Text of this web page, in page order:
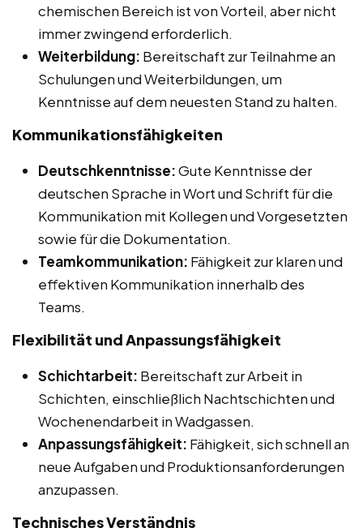
chemischen Bereich ist von Vorteil, aber nicht
immer zwingend erforderlich.
Weiterbildung: Bereitschaft zur Teilnahme an
Schulungen und Weiterbildungen, um
Kenntnisse auf dem neuesten Stand zu halten.
Kommunikationsfähigkeiten
Deutschkenntnisse:Gute Kenntnisse der
deutschen Sprache in Wort und Schrift für die
Kommunikation mit Kollegen und Vorgesetzten
sowie für die Dokumentation.
Teamkommunikation: Fähigkeit zur klaren und
effektiven Kommunikation innerhalb des
Teams.
Flexibilität und Anpassungsfähigkeit
Schichtarbeit: Bereitschaft zur Arbeit in
Schichten, einschließlich Nachtschichten und
Wochenendarbeit in Wadgassen.
Anpassungsfähigkeit: Fähigkeit, sich schnell an
neue Aufgaben und Produktionsanforderungen
anzupassen.
Technisches Verständnis